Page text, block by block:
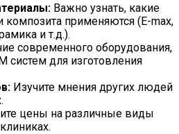
Важно узнать, какие
применяются (E-max,
и т.д.).
современного оборудования,
систем для изготовления
Изучите мнения других людей
цены на различные виды